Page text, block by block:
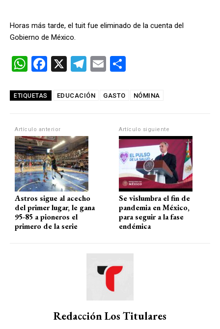
Horas más tarde, el tuit fue eliminado de la cuenta del
Gobierno de México.
W
at
A
p
p
F
ce
o
o
k
X
T
e
m
E
ail
m
ar
tir
ETIQUETAS EDUCACIÓN GASTO NÓMINA
Artículo anterior
Astros sigue al acecho
del primer lugar, le gana
95-85 a pioneros el
primero de la serie
Artículo siguiente
Se vislumbra el fin de
pandemia en México,
para seguir a la fase
endémica
Redacción Los Titulares